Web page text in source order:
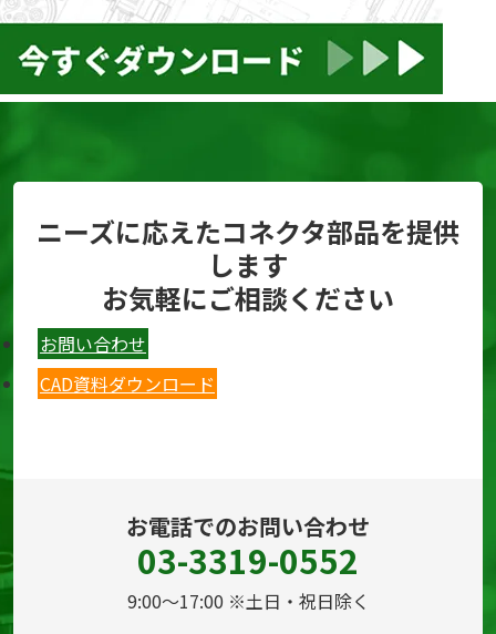
ニーズに応えたコネクタ部品を提供
します
お気軽にご相談ください
お問い合わせ
CAD資料ダウンロード
お電話でのお問い合わせ
03-3319-0552
9:00～17:00 ※土日・祝日除く